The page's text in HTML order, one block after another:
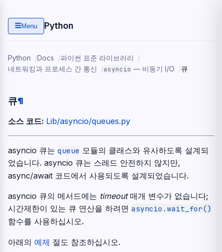
☰Menu Python
Python Docs
파이썬 표준 라이브러리
네트워킹과 프로세스 간 통신
asyncio — 비동기 I/O 큐
큐¶
소스 코드: Lib/asyncio/queues.py
asyncio 큐는 queue 모듈의 클래스와 유사하도록 설계되
었습니다. asyncio 큐는 스레드 안전하지 않지만,
async/await 코드에서 사용되도록 설계되었습니다.
asyncio 큐의 메서드에는 timeout매개 변수가 없습니다;
시간제한이 있는 큐 연산을 하려면 asyncio.wait_for()
함수를 사용하십시오.
아래의 예제 절도 참조하십시오.